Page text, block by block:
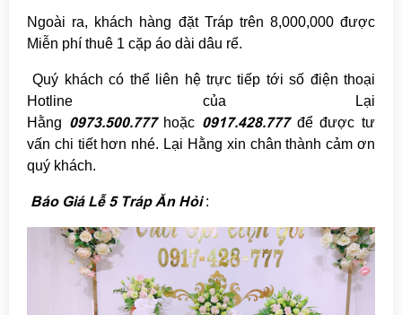
Ngoài ra, khách hàng đặt Tráp trên 8,000,000 được
Miễn phí thuê 1 cặp áo dài dâu rể.
Quý khách có thể liên hệ trực tiếp tới số điện thoại
Hotline của Lại
Hằng 0973.500.777 hoặc 0917.428.777để được tư
vấn chi tiết hơn nhé. Lại Hằng xin chân thành cảm ơn
quý khách.
Báo Giá Lễ 5 Tráp Ăn Hỏi: